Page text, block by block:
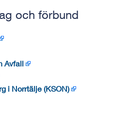
och förbund
Avfall
i Norrtälje (KSON)